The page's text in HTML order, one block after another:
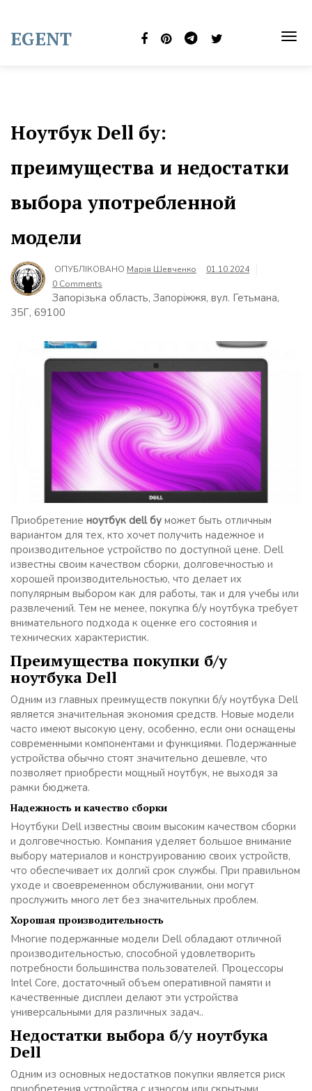
content
EGENT
Ноутбук Dell бу:
преимущества и недостатки
выбора употребленной
модели
ОПУБЛІКОВАНО Марія Шевченко
01.10.2024
0 Comments
Запорізька область, Запоріжжя, вул. Гетьмана,
35Г, 69100
Приобретение ноутбук dell бу может быть отличным
вариантом для тех, кто хочет получить надежное и
производительное устройство по доступной цене. Dell
известны своим качеством сборки, долговечностью и
хорошей производительностью, что делает их
популярным выбором как для работы, так и для учебы или
развлечений. Тем не менее, покупка б/у ноутбука требует
внимательного подхода к оценке его состояния и
технических характеристик.
Преимущества покупки б/у
ноутбука Dell
Одним из главных преимуществ покупки б/у ноутбука Dell
является значительная экономия средств. Новые модели
часто имеют высокую цену, особенно, если они оснащены
современными компонентами и функциями. Подержанные
устройства обычно стоят значительно дешевле, что
позволяет приобрести мощный ноутбук, не выходя за
рамки бюджета.
Надежность и качество сборки
Ноутбуки Dell известны своим высоким качеством сборки
и долговечностью. Компания уделяет большое внимание
выбору материалов и конструированию своих устройств,
что обеспечивает их долгий срок службы. При правильном
уходе и своевременном обслуживании, они могут
прослужить много лет без значительных проблем.
Хорошая производительность
Многие подержанные модели Dell обладают отличной
производительностью, способной удовлетворить
потребности большинства пользователей. Процессоры
Intel Core, достаточный объем оперативной памяти и
качественные дисплеи делают эти устройства
универсальными для различных задач..
Недостатки выбора б/у ноутбука
Dell
Одним из основных недостатков покупки является риск